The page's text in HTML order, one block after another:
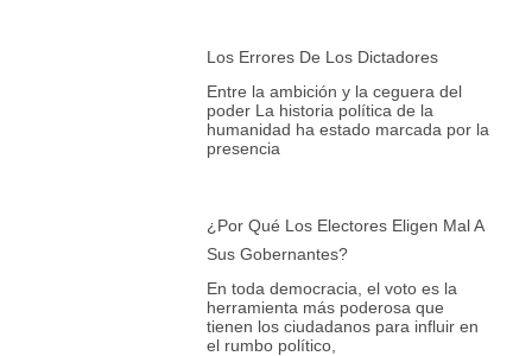
Los Errores De Los Dictadores
Entre la ambición y la ceguera del
poder La historia política de la
humanidad ha estado marcada por la
presencia
¿Por Qué Los Electores Eligen Mal A
Sus Gobernantes?
En toda democracia, el voto es la
herramienta más poderosa que
tienen los ciudadanos para influir en
el rumbo político,